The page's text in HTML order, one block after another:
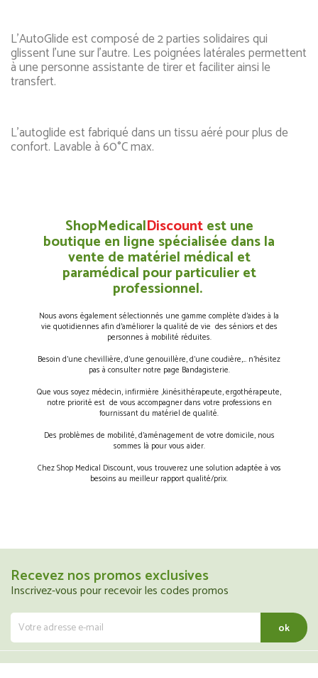
L'AutoGlide est composé de 2 parties solidaires qui
glissent l'une sur l'autre. Les poignées latérales permettent
à une personne assistante de tirer et faciliter ainsi le
transfert.
L'autoglide est fabriqué dans un tissu aéré pour plus de
confort. Lavable à 60°C max.
ShopMedicalDiscountest une
boutique en ligne spécialisée dans la
vente de matériel médical et
paramédical pour particulier et
professionnel.
Nous avons également sélectionnés une gamme complète d’aides à la
vie quotidiennes afin d’améliorer la qualité de vie des séniors et des
personnes à mobilité réduites.
Besoin d’une chevillière, d’une genouillère, d’une coudière,… n’hésitez
pas à consulter notre page Bandagisterie.
Que vous soyez médecin, infirmière ,kinésithérapeute, ergothérapeute,
notre priorité est de vous accompagner dans votre professions en
fournissant du matériel de qualité.
Des problèmes de mobilité, d’aménagement de votre domicile, nous
sommes là pour vous aider.
Chez Shop Medical Discount, vous trouverez une solution adaptée à vos
besoins au meilleur rapport qualité/prix.
Recevez nos promos exclusives
Inscrivez-vous pour recevoir les codes promos